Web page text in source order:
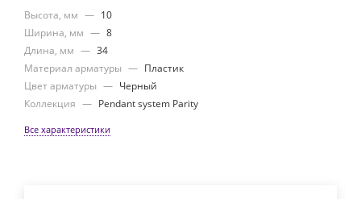
Высота, мм — 10
Ширина, мм — 8
Длина, мм — 34
Материал арматуры — Пластик
Цвет арматуры — Черный
Коллекция — Pendant system Parity
Все характеристики